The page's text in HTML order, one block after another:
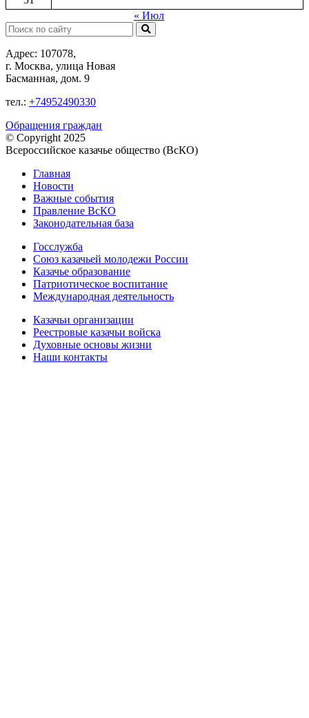
« Июл
Поиск:
Адрес: 107078,
г. Москва, улица Новая
Басманная, дом. 9
тел.: +74952490330
Обращения граждан
© Copyright 2025
Всероссийское казачье общество (ВсКО)
Главная
Новости
Важные события
Правление ВсКО
Законодательная база
Госслужба
Союз казачьей молодежи России
Казачье образование
Патриотическое воспитание
Международная деятельность
Казачьи организации
Реестровые казачьи войска
Духовные основы жизни
Наши контакты